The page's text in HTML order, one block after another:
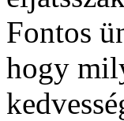
Fontos
hogy